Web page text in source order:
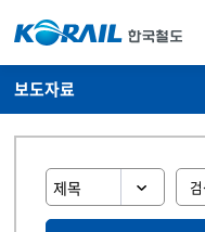
보도자료